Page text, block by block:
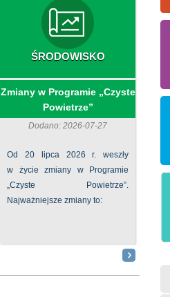
ŚRODOWISKO
Zmiany w Programie „Czyste
Powietrze”
Dodano: 2026-07-27
Od 20 lipca 2026 r. weszły
w życie zmiany w Programie
„Czyste Powietrze”.
Najważniejsze zmiany to: